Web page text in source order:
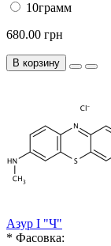
10грамм
680.00 грн
В корзину
Азур I "Ч"
* Фасовка: